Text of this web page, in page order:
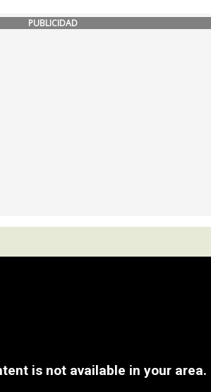
PUBLICIDAD